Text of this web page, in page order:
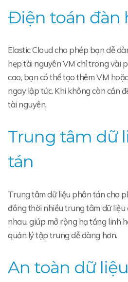
Điện toán đàn
Elastic Cloud cho phép bạn dễ
hẹp tài nguyên VM chỉ trong vài
cao, bạn có thể tạo thêm VM
ngay lập tức. Khi không còn cần
tài nguyên.
Trung tâm dữ
tán
Trung tâm dữ liệu phân tán cho
đồng thời nhiều trung tâm dữ liệu
nhau, giúp mở rộng hạ tầng linh
quản lý tập trung dễ dàng hơn.
An toàn dữ